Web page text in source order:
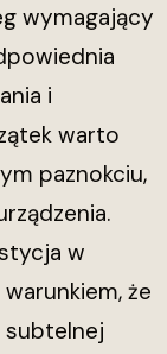
wymagający
i
warto
paznokciu,
w
że
subtelnej